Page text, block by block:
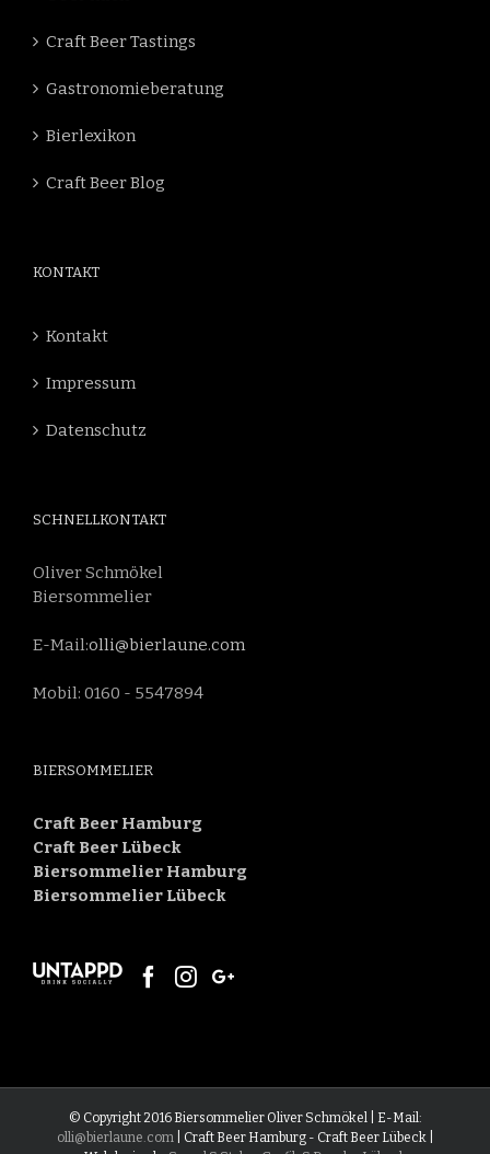
Craft Beer Tastings
Gastronomieberatung
Bierlexikon
Craft Beer Blog
KONTAKT
Kontakt
Impressum
Datenschutz
SCHNELLKONTAKT
Oliver Schmökel
Biersommelier
E-Mail:olli@bierlaune.com
Mobil: 0160 - 5547894
BIERSOMMELIER
Craft Beer Hamburg
Craft Beer Lübeck
Biersommelier Hamburg
Biersommelier Lübeck
© Copyright 2016 Biersommelier Oliver Schmökel | E-Mail:
olli@bierlaune.com| Craft Beer Hamburg - Craft Beer Lübeck |